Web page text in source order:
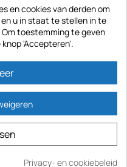
het bedrijf GECODIS SA met een
- PARIJS 75010 (FRANKRIJK).
dochteronderneming van ODAYA
2.750.640,00 EURO.
en cookies van derden om
u in staat te stellen in te
toestemming te geven
'Accepteren'.
Privacy- en cookiebeleid